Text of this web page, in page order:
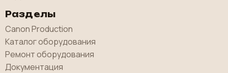
Разделы
Canon Production
Каталог оборудования
Ремонт оборудования
Документация